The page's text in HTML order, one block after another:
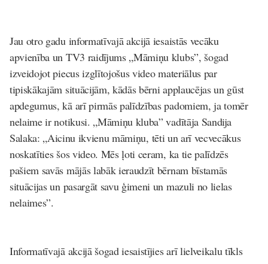
Jau otro gadu informatīvajā akcijā iesaistās vecāku
apvienība un TV3 raidījums „Māmiņu klubs”, šogad
izveidojot piecus izglītojošus video materiālus par
tipiskākajām situācijām, kādās bērni applaucējas un gūst
apdegumus, kā arī pirmās palīdzības padomiem, ja tomēr
nelaime ir notikusi. „Māmiņu kluba” vadītāja Sandija
Salaka: „Aicinu ikvienu māmiņu, tēti un arī vecvecākus
noskatīties šos video. Mēs ļoti ceram, ka tie palīdzēs
pašiem savās mājās labāk ieraudzīt bērnam bīstamās
situācijas un pasargāt savu ģimeni un mazuli no lielas
nelaimes”.
Informatīvajā akcijā šogad iesaistījies arī lielveikalu tīkls